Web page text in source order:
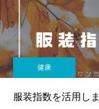
健康
服装指数を活用し